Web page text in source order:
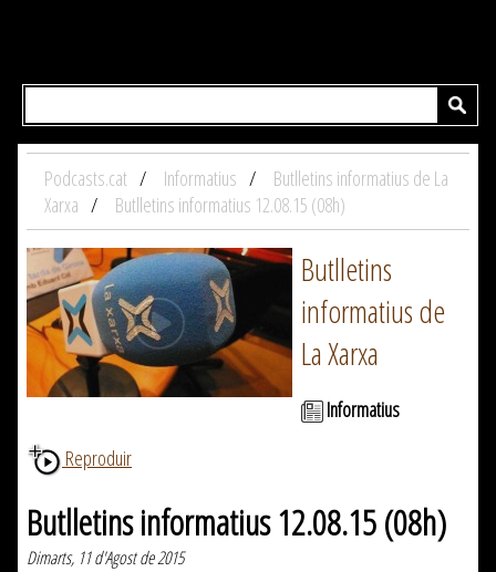
Podcasts.cat Informatius
Butlletins informatius de La
Xarxa
Butlletins informatius 12.08.15 (08h)
Butlletins
informatius de
La Xarxa
Informatius
Reproduir
Butlletins informatius 12.08.15 (08h)
Dimarts, 11 d'Agost de 2015